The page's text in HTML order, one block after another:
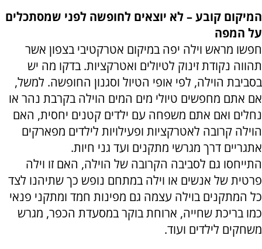
המיקום קובע – לא יוצאים לחופשה לפני שמסתכלים
על המפה
חפשו מראש וילה יפה במיקום אטרקטיבי בצפון אשר
תהווה נקודת זינוק לטיולים ואטרקציות. בדקו מה יש
בסביבת הוילה, לפי אופי הטיול וסגנון החופשה. למשל,
אם אתם מחפשים טיולי מים המים הוילה בקרבת נהר או
נחלים ואם אתם משפחה עם ילדים קטנים יחסית, האם
הוילה קרובה לאטרקציות ופעילויות לילדים מפארקים
אתגריים דרך מגרשי מתקנים ועד גני חיות.
התייחסו גם לסביבה הקרובה של הוילה, האם זו וילה
פרטית של אנשים או וילה במתחם נופש כך שתיהנו לצד
כל המתקנים בוילה עצמה גם מפינות חמד ומתקני פנאי
כמו בריכת שחייה, ארוחת בוקר במסעדת הכפר, מגרש
משחקים לילדים ועוד.